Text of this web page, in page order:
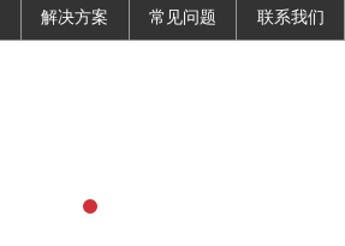
解决方案 常见问题 联系我们